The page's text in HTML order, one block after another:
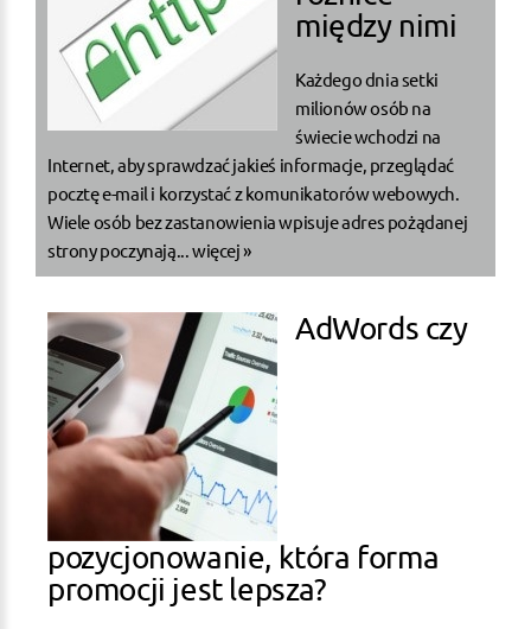
między nimi
Każdego dnia setki
milionów osób na
świecie wchodzi na
Internet, aby sprawdzać jakieś informacje, przeglądać
pocztę e-mail i korzystać z komunikatorów webowych.
Wiele osób bez zastanowienia wpisuje adres pożądanej
strony poczynają... więcej »
AdWords czy
pozycjonowanie, która forma
promocji jest lepsza?